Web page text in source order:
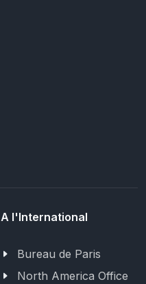
A l'International
Bureau de Paris
North America Office